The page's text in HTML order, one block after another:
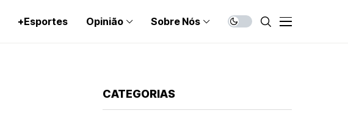
+Esportes Opinião Sobre Nós
CATEGORIAS